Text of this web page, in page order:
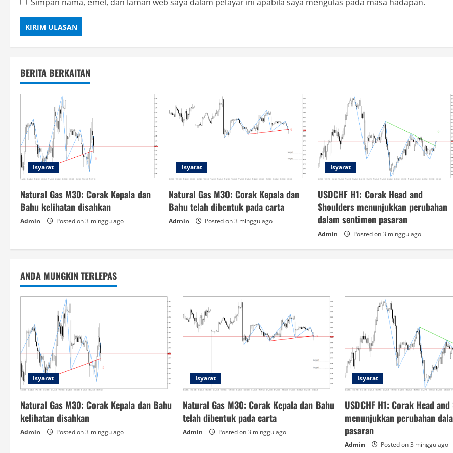
BERITA BERKAITAN
Isyarat
Natural Gas M30: Corak Kepala dan
Bahu kelihatan disahkan
Admin Posted on 3 minggu ago
Isyarat
Natural Gas M30: Corak Kepala dan
Bahu telah dibentuk pada carta
Admin Posted on 3 minggu ago
Isyarat
USDCHF H1: Corak Head and
Shoulders menunjukkan perubahan
dalam sentimen pasaran
Admin Posted on 3 minggu ago
ANDA MUNGKIN TERLEPAS
Isyarat
Natural Gas M30: Corak Kepala dan Bahu
kelihatan disahkan
Admin Posted on 3 minggu ago
Isyarat
Natural Gas M30: Corak Kepala dan Bahu
telah dibentuk pada carta
Admin Posted on 3 minggu ago
Isyarat
USDCHF H1: Corak Head
menunjukkan perubahan
pasaran
Admin Posted on 3 minggu ago